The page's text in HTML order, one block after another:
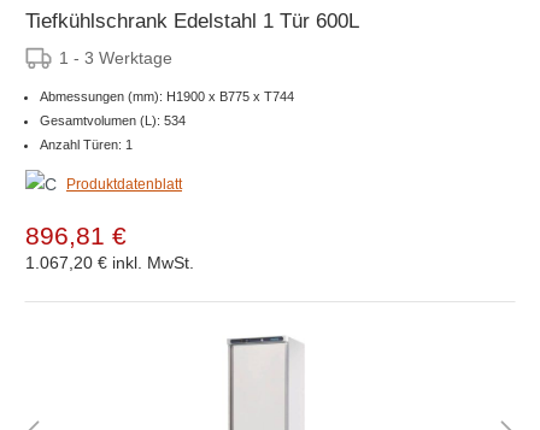
Tiefkühlschrank Edelstahl 1 Tür 600L
1 - 3 Werktage
Abmessungen (mm): H1900 x B775 x T744
Gesamtvolumen (L): 534
Anzahl Türen: 1
Produktdatenblatt
896,81 €
1.067,20 € inkl. MwSt.